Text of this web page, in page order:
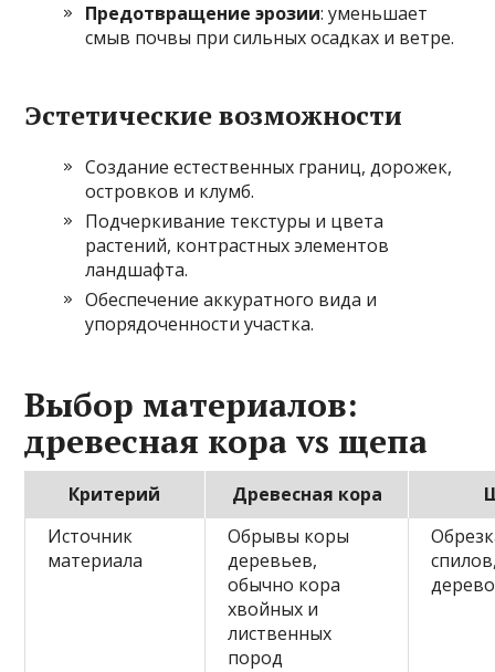
Предотвращение эрозии: уменьшает
смыв почвы при сильных осадках и ветре.
Эстетические возможности
Создание естественных границ, дорожек,
островков и клумб.
Подчеркивание текстуры и цвета
растений, контрастных элементов
ландшафта.
Обеспечение аккуратного вида и
упорядоченности участка.
Выбор материалов:
древесная кора vs щепа
Критерий Древесная кора
Источник
материала
Обрывы коры
деревьев,
обычно кора
хвойных и
лиственных
пород